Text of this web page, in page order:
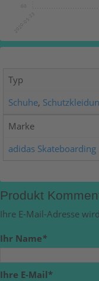
Typ
Schuhe,
Marke
adidas Skateboarding
Produkt
Ihre E-Mail-Adresse
Ihr Name*
Ihre E-Mail*